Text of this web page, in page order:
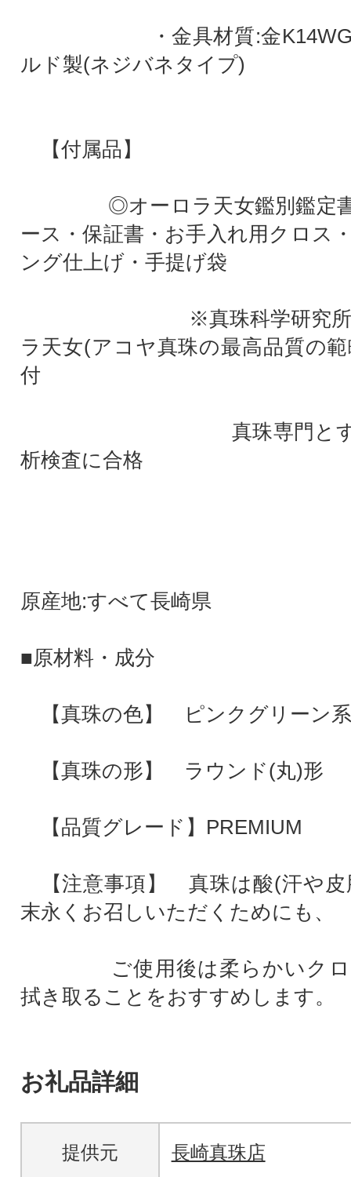
・金具材質:金K14WGホ
ルド製(ネジバネタイプ)
【付属品】
◎オーロラ天女鑑別鑑定書
ース・保証書・お手入れ用クロス
ング仕上げ・手提げ袋
※真珠科学研究所 呼
ラ天女(アコヤ真珠の最高品質の
付
真珠専門とする真
析検査に合格
原産地:すべて長崎県
■原材料・成分
【真珠の色】 ピンクグリーン系
【真珠の形】 ラウンド(丸)形
【品質グレード】PREMIUM
【注意事項】 真珠は酸(汗や皮
末永くお召しいただくためにも、
ご使用後は柔らかいクロ
拭き取ることをおすすめします。
お礼品詳細
提供元 長崎真珠店